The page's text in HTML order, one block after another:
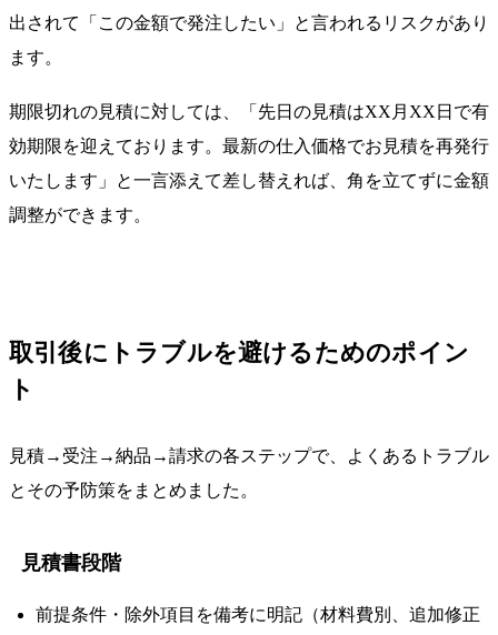
出されて「この金額で発注したい」と言われるリスクがあり
ます。
期限切れの見積に対しては、「先日の見積はXX月XX日で有
効期限を迎えております。最新の仕入価格でお見積を再発行
いたします」と一言添えて差し替えれば、角を立てずに金額
調整ができます。
取引後にトラブルを避けるためのポイン
ト
見積→受注→納品→請求の各ステップで、よくあるトラブル
とその予防策をまとめました。
見積書段階
前提条件・除外項目を備考に明記（材料費別、追加修正